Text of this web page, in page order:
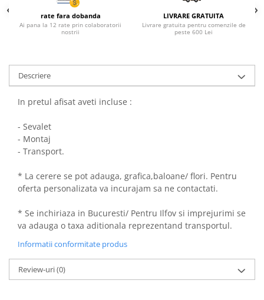
rate fara dobanda
Ai pana la 12 rate prin colaboratorii
nostrii
LIVRARE GRATUITA
Livrare gratuita pentru comenzile de
peste 600 Lei
Descriere
In pretul afisat aveti incluse :
- Sevalet
- Montaj
- Transport.
* La cerere se pot adauga, grafica,baloane/ flori. Pentru
oferta personalizata va incurajam sa ne contactati.
* Se inchiriaza in Bucuresti/ Pentru Ilfov si imprejurimi se
va adauga o taxa aditionala reprezentand transportul.
Informatii conformitate produs
Review-uri(0)